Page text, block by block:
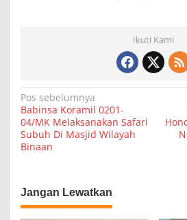
Ikuti Kami
N
a
v
a
s
Pos sebelumnya
Babinsa Koramil 0201-
04/MK Melaksanakan Safari
Subuh Di Masjid Wilayah
Binaan
Jangan Lewatkan